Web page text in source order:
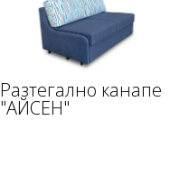
Разтегално канапе
"АЙСЕН"